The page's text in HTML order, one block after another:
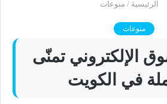
الرئيسية / منوعات
منوعات
الإلكتروني تمنّى
في الكويت